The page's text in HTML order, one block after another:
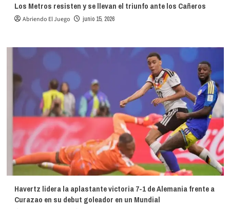
Los Metros resisten y se llevan el triunfo ante los Cañeros
Abriendo El Juego junio 15, 2026
Havertz lidera la aplastante victoria 7-1 de Alemania frente a
Curazao en su debut goleador en un Mundial